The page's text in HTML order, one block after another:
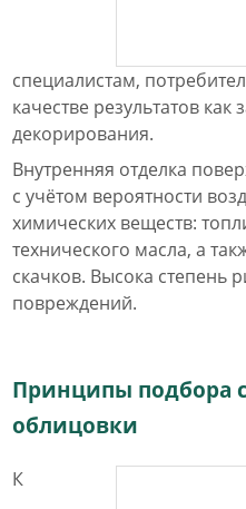
специалистам,
качестве результатов как
декорирования.
Внутренняя отделка
с учётом вероятности
химических веществ:
технического масла, а
скачков. Высока степень
повреждений.
Принципы подбора
облицовки
К